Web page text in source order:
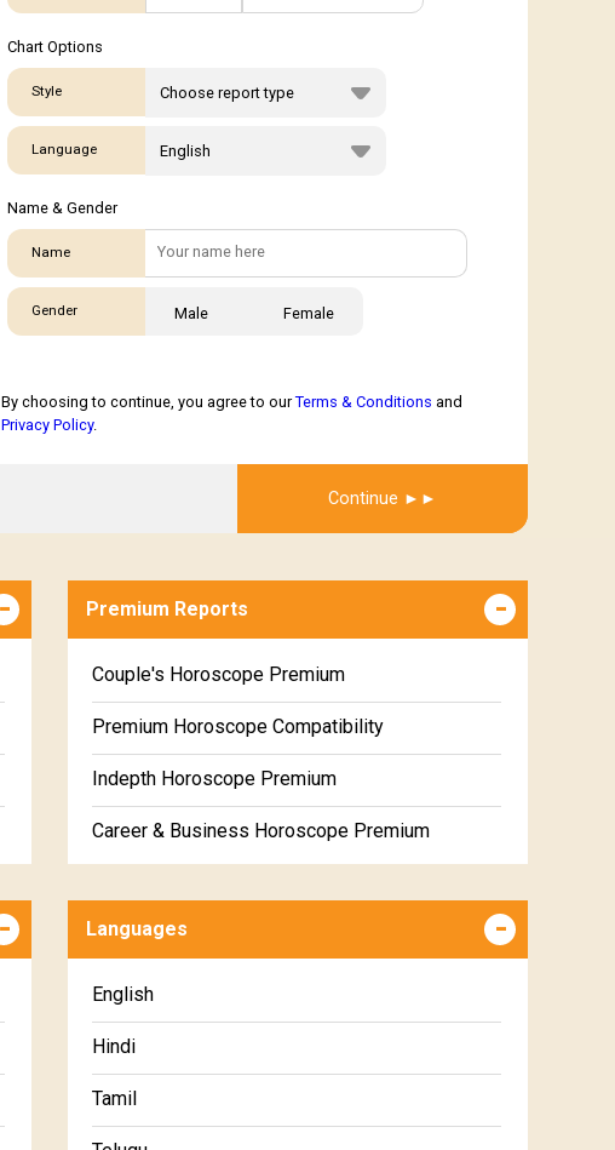
Chart Options
Style
Language
Name & Gender
Name
Gender Male Female
By choosing to continue, you agree to ourTerms & Conditions and
Privacy Policy.
Continue
Get Report
Premium Reports
Couple's Horoscope Premium
Premium Horoscope Compatibility
Indepth Horoscope Premium
Career & Business Horoscope Premium
Marriage Horoscope Premium
Premium Gem Recommendation Report
Premium Ugadi Prediction
Premium Yoga Predictions
Premium Super Horoscope
Languages
English
Hindi
Tamil